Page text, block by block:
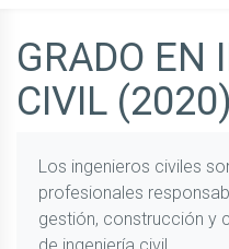
GRADO EN
CIVIL (2020)
Los ingenieros civiles
profesionales
gestión, construcción y